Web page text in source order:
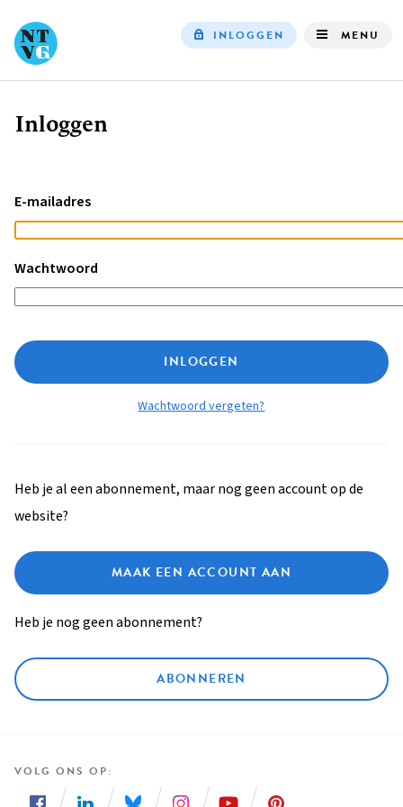
INLOGGEN MENU
Kruimelpad
Inloggen
E-mailadres
Wachtwoord
INLOGGEN
Wachtwoord vergeten?
Heb je al een abonnement, maar nog geen account op de
website?
MAAK EEN ACCOUNT AAN
Heb je nog geen abonnement?
ABONNEREN
VOLG ONS OP